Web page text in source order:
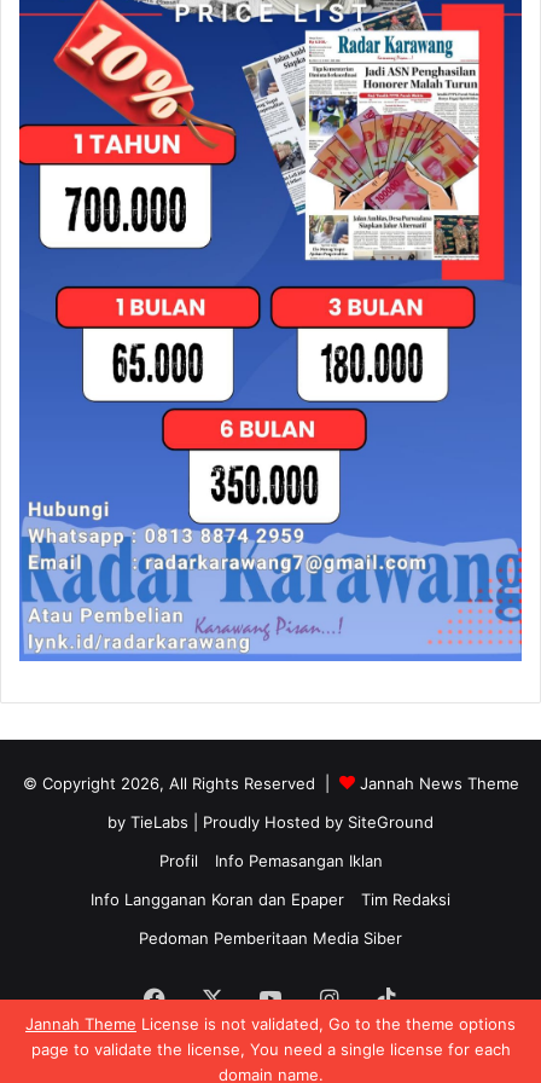
Jannah Theme License is not validated, Go to the theme options
page to validate the license, You need a single license for each
domain name.
© Copyright 2026, All Rights Reserved |
Jannah News Theme
by TieLabs | Proudly Hosted by SiteGround
Profil
Info Pemasangan Iklan
Info Langganan Koran dan Epaper
Tim Redaksi
Pedoman Pemberitaan Media Siber
Facebook
X YouTubeInstagram
TikTok